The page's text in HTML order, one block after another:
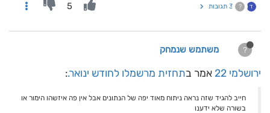
ד ? 3 תגובות 5
? משתמש שנמחק
ירושלמי 22 אמר בתחזית מרשמלו לחודש ינואר.:
חייב להגיד שזה נראה ניתוח מאוד יפה של הנתונים אבל אין פה איזשהו הימור או
בשורה שלא ידענו